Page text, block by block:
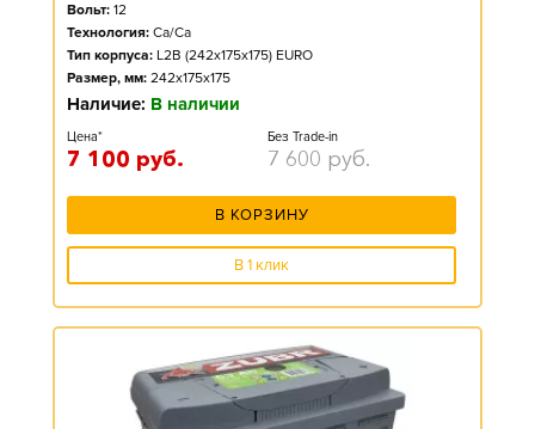
Вольт: 12
Технология: Ca/Ca
Тип корпуса: L2B (242x175x175) EURO
Размер, мм: 242x175x175
Наличие: В наличии
Цена*
7 100 руб.
Без Trade-in
7 600 руб.
В КОРЗИНУ
В 1 клик